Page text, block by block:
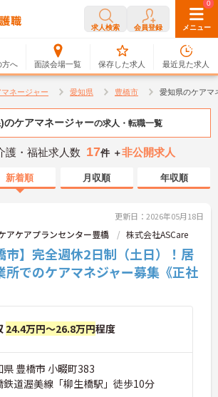
求人検索 会員登録 メニュー
方へ 面談会場一覧
0
保存した求人
0
最近見た求人
ネージャー 愛知県 豊橋市 愛知県のケアマ
のケアマネージャーの求人・転職一覧
護・福祉求人数 17件 ＋非公開求人
新着順 月収順 年収順
更新日：2026年05月18日
アケアプランセンター豊橋 株式会社ASCare
市】完全週休2日制（土日）！居
所でのケアマネジャー募集《正社
24.4万円～26.8万円程度
県 豊橋市 小畷町383
鉄道渥美線「柳生橋駅」徒歩10分